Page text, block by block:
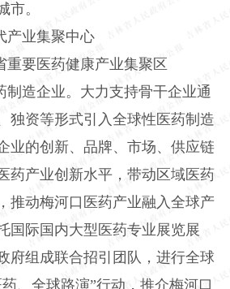
市。
产业集聚中心
重要医药健康产业集聚区
制造企业。大力支持骨干企业通
独资等形式引入全球性医药制造
业的创新、品牌、市场、供应链
药产业创新水平，带动区域医药
推动梅河口医药产业融入全球产
国际国内大型医药专业展览展
府组成联合招引团队，进行全球
、全球路演”行动，推介梅河口